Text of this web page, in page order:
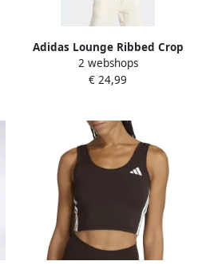
Adidas Lounge Ribbed Crop
T-shirt Zwart- Dames Zwart
2 webshops
€ 24,99